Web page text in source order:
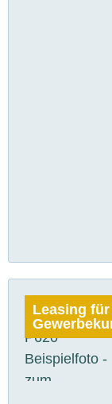
Leasing für